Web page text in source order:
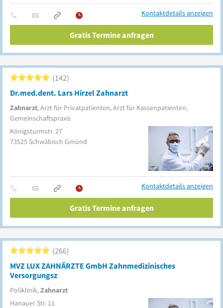
Kontaktdetails anzeigen
Gratis Termine anfragen
Dr.med.dent. Lars Hirzel Zahnarzt
Zahnarzt, Arzt für Privatpatienten, Arzt für Kassenpatienten,
Gemeinschaftspraxis
142
Königsturmstr. 27
73525 Schwäbisch Gmünd
Kontaktdetails anzeigen
Gratis Termine anfragen
MVZ LUX ZAHNÄRZTE GmbH Zahnmedizinisches
Versorgungsz
Poliklinik,Zahnarzt
266
Hanauer Str. 11